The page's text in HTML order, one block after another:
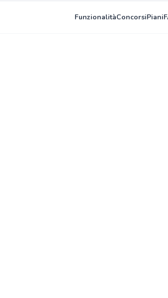
FunzionalitàConcorsiPiani